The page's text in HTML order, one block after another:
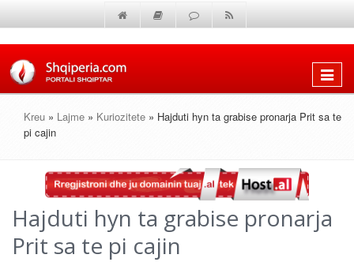
Shfaq
Kreu » Lajme » Kuriozitete » Hajduti hyn ta grabise pronarja Prit sa te
pi cajin
Hajduti hyn ta grabise pronarja
Prit sa te pi cajin